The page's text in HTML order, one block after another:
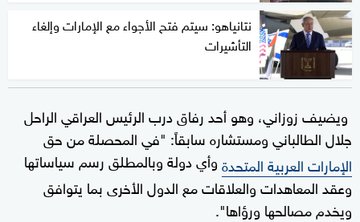
نتانياهو: سيتم فتح الأجواء مع الإمارات وإلغاء
التأشيرات
ويضيف زوزاني، وهو أحد رفاق درب الرئيس العراقي الراحل
جلال الطالباني ومستشاره سابقاً: "في المحصلة من حق
الإمارات العربية المتحدةوأي دولة وبالمطلق رسم سياساتها
وعقد المعاهدات والعلاقات مع الدول الأخرى بما يتوافق
ويخدم مصالحها ورؤاها".